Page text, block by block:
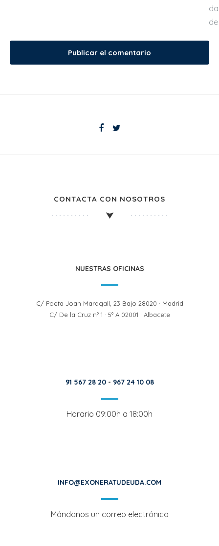
CONTACTA CON NOSOTROS
NUESTRAS OFICINAS
C/ Poeta Joan Maragall, 23 Bajo 28020 · Madrid
C/ De la Cruz nº 1 · 5º A 02001 · Albacete
91 567 28 20- 967 24 10 08
Horario 09:00h a 18:00h
INFO@EXONERATUDEUDA.COM
Mándanos un correo electrónico